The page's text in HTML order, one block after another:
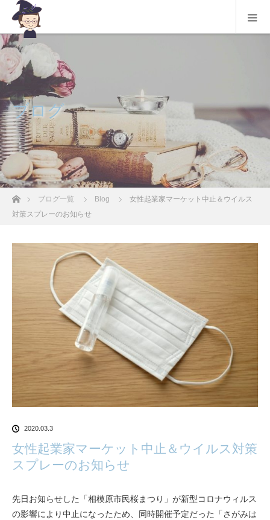
ブログ
ホームブログ一覧 Blog
女性起業家マーケット中止＆ウイルス
対策スプレーのお知らせ
2020.03.3
女性起業家マーケット中止＆ウイルス対策
スプレーのお知らせ
先日お知らせした「相模原市民桜まつり」が新型コロナウィルス
の影響により中止になったため、同時開催予定だった「さがみは